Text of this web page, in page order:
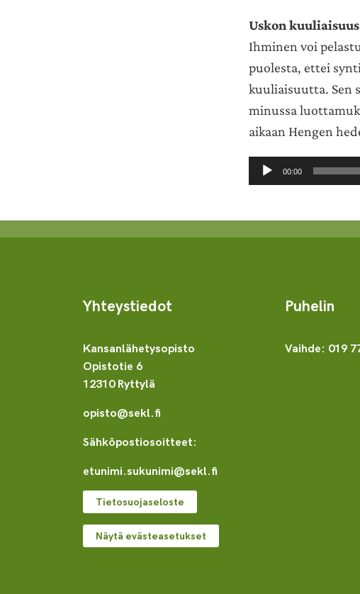
Uskon kuuliaisuus
Ihminen voi
puolesta, ettei
kuuliaisuutta. Sen
minussa
aikaan Hengen
Äänitoistin00:00
Yhteystiedot
Kansanlähetysopisto
Opistotie 6
12310 Ryttylä
opisto@sekl.fi
Sähköpostiosoitteet:
etunimi.sukunimi@sekl.fi
Tietosuojaseloste
Näytä evästeasetukset
Puhelin
Vaihde: 019